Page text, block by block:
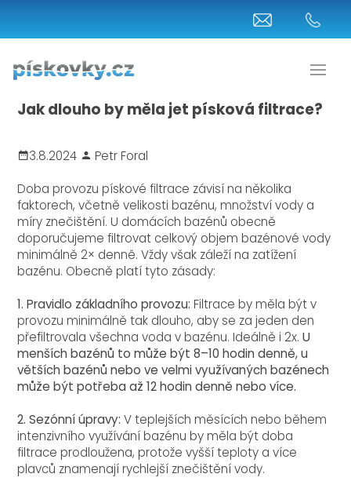
Jak dlouho by měla jet písková filtrace?
3.8.2024
Petr Foral
Doba provozu pískové filtrace závisí na několika
faktorech, včetně velikosti bazénu, množství vody a
míry znečištění. U domácích bazénů obecně
doporučujeme filtrovat celkový objem bazénové vody
minimálně 2× denně. Vždy však záleží na zatížení
bazénu. Obecně platí tyto zásady:
1. Pravidlo základního provozu: Filtrace by měla být v
provozu minimálně tak dlouho, aby se za jeden den
přefiltrovala všechna voda v bazénu. Ideálně i 2x.U
menších bazénů to může být 8–10 hodin denně, u
větších bazénů nebo ve velmi využívaných bazénech
může být potřeba až 12 hodin denně nebo více.
2. Sezónní úpravy: V teplejších měsících nebo během
intenzivního využívání bazénu by měla být doba
filtrace prodloužena, protože vyšší teploty a více
plavců znamenají rychlejší znečištění vody.